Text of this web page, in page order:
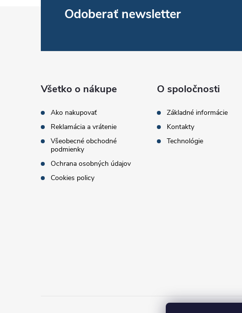
Odoberať newsletter
Všetko o nákupe
Ako nakupovať
Reklamácia a vrátenie
Všeobecné obchodné
podmienky
Ochrana osobných údajov
Cookies policy
O spoločnosti
Základné informácie
Kontakty
Technológie